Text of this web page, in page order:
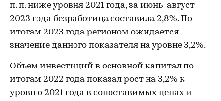
п. п. ниже уровня 2021 года, за июнь-август
2023 года безработица составила 2,8%. По
итогам 2023 года регионом ожидается
значение данного показателя на уровне 3,2%.
Объем инвестиций в основной капитал по
итогам 2022 года показал рост на 3,2% к
уровню 2021 года в сопоставимых ценах и